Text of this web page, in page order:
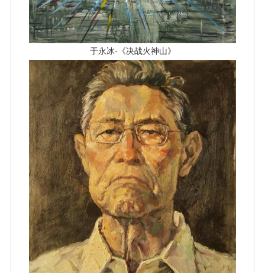
于永冰-《决战火神山》